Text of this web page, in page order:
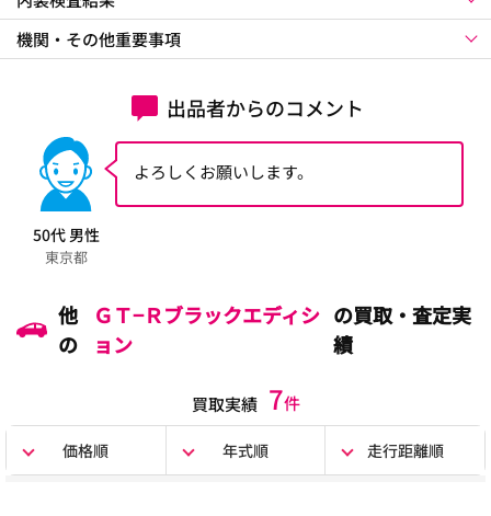
機関・その他重要事項
出品者からのコメント
50代 男性
東京都
よろしくお願いします。
他
の
ＧＴ−Ｒブラックエディシ
ョン
の買取・査定実
績
買取実績 7件
価格順 年式順 走行距離順